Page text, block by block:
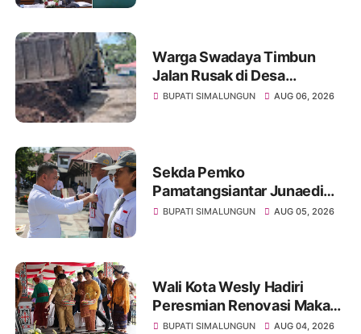
Warga Swadaya Timbun
Jalan Rusak di Desa
Sibangun Mariah, Harapkan
BUPATI SIMALUNGUN AUG 06, 2026
Sekda Pemko
Pamatangsiantar Junaedi
Pembina Upacara
BUPATI SIMALUNGUN AUG 05, 2026
Wali Kota Wesly Hadiri
Peresmian Renovasi Makam
dr. Djasamen Saragih, Ajak
BUPATI SIMALUNGUN AUG 04, 2026